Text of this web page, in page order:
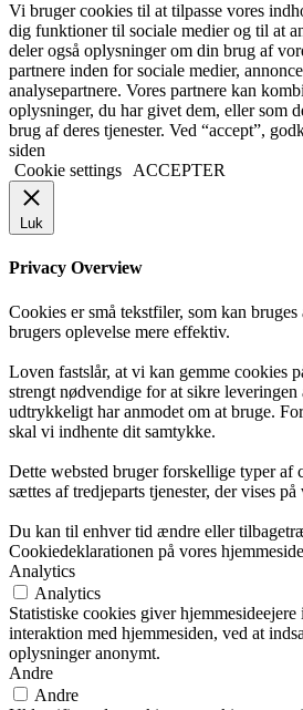
Vi bruger cookies til at tilpasse vores
dig funktioner til sociale medier og til at
deler også oplysninger om din brug af
partnere inden for sociale medier,
analysepartnere. Vores partnere kan
oplysninger, du har givet dem, eller som
brug af deres tjenester. Ved “accept”,
siden
Cookie settings
ACCEPTER
Luk
Privacy Overview
Cookies er små tekstfiler, som kan
brugers oplevelse mere effektiv.
Loven fastslår, at vi kan gemme cookies
strengt nødvendige for at sikre leveringen
udtrykkeligt har anmodet om at bruge.
skal vi indhente dit samtykke.
Dette websted bruger forskellige typer af
sættes af tredjeparts tjenester, der vises på
Du kan til enhver tid ændre eller
Cookiedeklarationen på vores
Analytics
Analytics
Statistiske cookies giver
interaktion med hjemmesiden, ved at
oplysninger anonymt.
Andre
Andre